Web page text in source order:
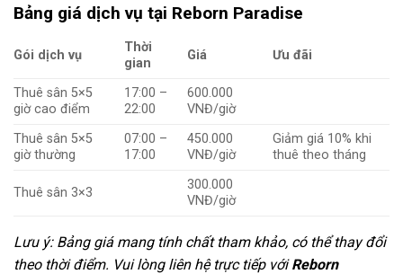
Bảng giá dịch vụ tại Reborn Paradise
Gói dịch vụ
Thời
gian
Giá Ưu đãi
Thuê sân 5×5
giờ cao điểm
17:00 –
22:00
600.000
VNĐ/giờ
Thuê sân 5×5
giờ thường
07:00 –
17:00
450.000
VNĐ/giờ
Giảm giá 10% khi
thuê theo tháng
Thuê sân 3×3
300.000
VNĐ/giờ
Lưu ý: Bảng giá mang tính chất tham khảo, có thể thay đổi
theo thời điểm. Vui lòng liên hệ trực tiếp vớiReborn